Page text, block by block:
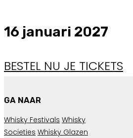
16 januari 2027
BESTEL NU JE TICKETS
GA NAAR
Whisky Festivals Whisky
Societies Whisky Glazen